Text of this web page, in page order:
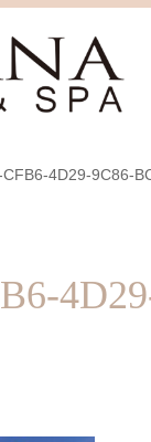
4D29-9C86-